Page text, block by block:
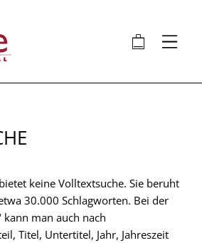
🛍 ⋮
keine Volltextsuche. Sie beruht
30.000 Schlagworten. Bei der
kann man auch nach
Titel, Untertitel, Jahr, Jahreszeit